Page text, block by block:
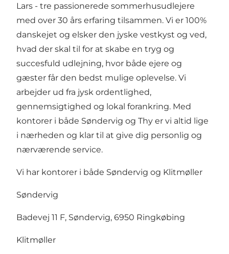
Lars - tre passionerede sommerhusudlejere
med over 30 års erfaring tilsammen. Vi er 100%
danskejet og elsker den jyske vestkyst og ved,
hvad der skal til for at skabe en tryg og
succesfuld udlejning, hvor både ejere og
gæster får den bedst mulige oplevelse. Vi
arbejder ud fra jysk ordentlighed,
gennemsigtighed og lokal forankring. Med
kontorer i både Søndervig og Thy er vi altid lige
i nærheden og klar til at give dig personlig og
nærværende service.
Vi har kontorer i både Søndervig og Klitmøller
Søndervig
Badevej 11 F, Søndervig, 6950 Ringkøbing
Klitmøller